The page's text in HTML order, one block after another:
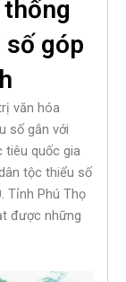
góp
văn hóa
số gắn với
tiêu quốc gia
tộc thiểu số
Tỉnh Phú Thọ
được những